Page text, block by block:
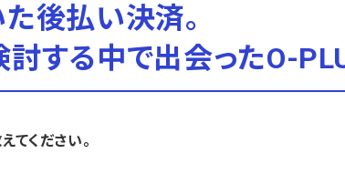
後払い決済。
する中で出会ったO-
てください。